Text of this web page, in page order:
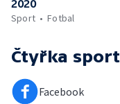
2020
Sport
Fotbal
Čtyřka sport
Facebook